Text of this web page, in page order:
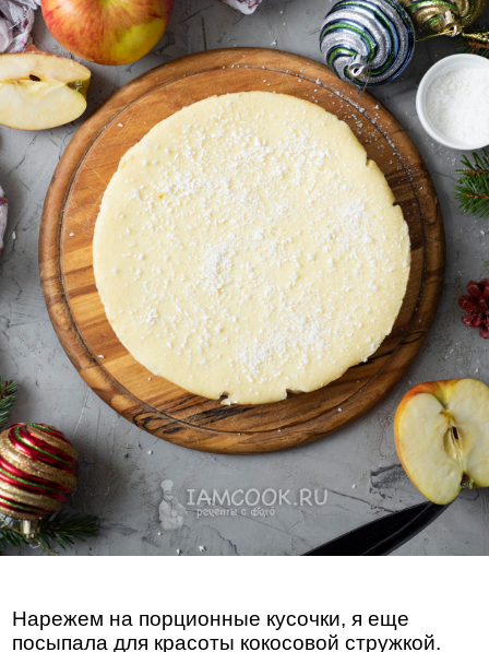
Нарежем на порционные кусочки, я еще
посыпала для красоты кокосовой стружкой.